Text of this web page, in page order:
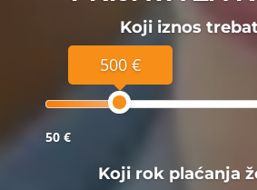
Koji iznos
500 €
50 €
Koji rok plaćanja